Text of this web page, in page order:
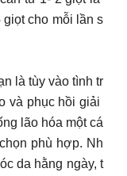
cho mỗi lần s
là tùy vào tình tr
và phục hồi giải
lão hóa một cá
phù hợp. Nh
da hằng ngày, t